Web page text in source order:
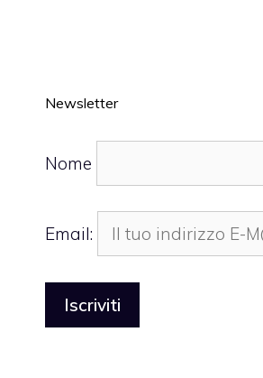
Newsletter
Nome
Email: